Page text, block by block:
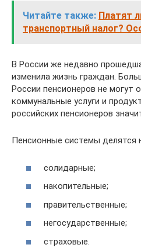
Читайте также: Платят
транспортный налог?
В России же недавно
изменила жизнь граждан.
России пенсионеров не могут
коммунальные услуги и
российских пенсионеров
Пенсионные системы делятся
солидарные;
накопительные;
правительственные;
негосударственные;
страховые.